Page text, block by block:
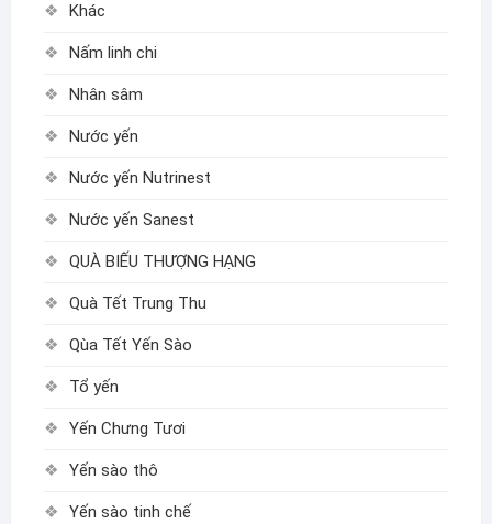
Khác
Nấm linh chi
Nhân sâm
Nước yến
Nước yến Nutrinest
Nước yến Sanest
QUÀ BIẾU THƯỢNG HẠNG
Quà Tết Trung Thu
Qùa Tết Yến Sào
Tổ yến
Yến Chưng Tươi
Yến sào thô
Yến sào tinh chế